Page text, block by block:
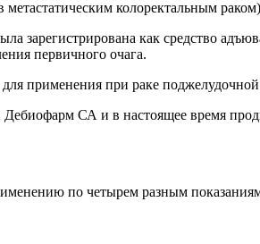
колоректальным
зарегистрирована как средство
первичного очага.
применения при раке
СА и в настоящее время
по четырем разным